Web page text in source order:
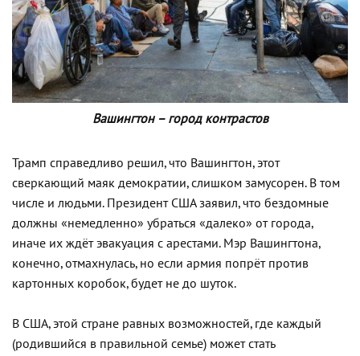
Вашингтон – город контрастов
Трамп справедливо решил, что Вашингтон, этот
сверкающий маяк демократии, слишком замусорен. В том
числе и людьми. Президент США заявил, что бездомные
должны «немедленно» убраться «далеко» от города,
иначе их ждёт эвакуация с арестами. Мэр Вашингтона,
конечно, отмахнулась, но если армия попрёт против
картонных коробок, будет не до шуток.
В США, этой стране равных возможностей, где каждый
(родившийся в правильной семье) может стать